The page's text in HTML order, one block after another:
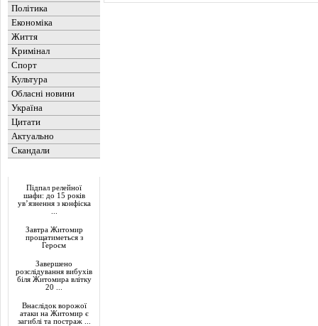
Політика
Економіка
Життя
Кримінал
Спорт
Культура
Обласні новини
Україна
Цитати
Актуально
Скандали
Підпал релейної
шафи: до 15 років
ув’язнення з конфіска
Завтра Житомир
прощатиметься з
Героєм
Завершено
розслідування вибухів
біля Житомира влітку
20 ...
Внаслідок ворожої
атаки на Житомир є
загиблі та постраж ...